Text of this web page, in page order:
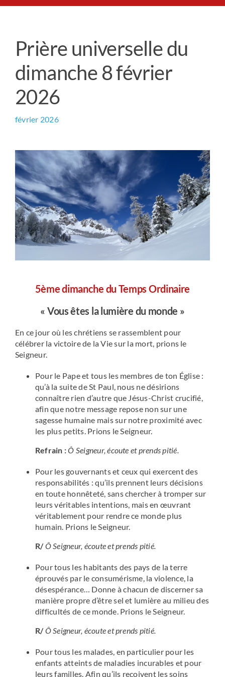
Prière universelle
Qui sommes-nous ?
Contact
Prière universelle du
dimanche 8 février
2026
février 2026
5èmedimanche du Temps Ordinaire
« Vous êtes la lumière du monde »
En ce jour où les chrétiens se rassemblent pour
célébrer la victoire de la Vie sur la mort, prions le
Seigneur.
Pour le Pape et tous les membres de ton Église :
qu’à la suite de St Paul, nous ne désirions
connaître rien d’autre que Jésus-Christ crucifié,
afin que notre message repose non sur une
sagesse humaine mais sur notre proximité avec
les plus petits. Prions le Seigneur.
Refrain :Ô Seigneur, écoute et prends pitié.
Pour les gouvernants et ceux qui exercent des
responsabilités : qu’ils prennent leurs décisions
en toute honnêteté, sans chercher à tromper sur
leurs véritables intentions, mais en œuvrant
véritablement pour rendre ce monde plus
humain. Prions le Seigneur.
R/Ô Seigneur, écoute et prends pitié.
Pour tous les habitants des pays de la terre
éprouvés par le consumérisme, la violence, la
désespérance… Donne à chacun de discerner sa
manière propre d’être sel et lumière au milieu des
difficultés de ce monde. Prions le Seigneur.
R/Ô Seigneur, écoute et prends pitié.
Pour tous les malades, en particulier pour les
enfants atteints de maladies incurables et pour
leurs familles. Afin qu’ils reçoivent les soins